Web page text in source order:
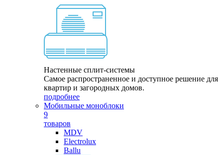
Настенные сплит-системы
Самое распространенное и доступное решение для
квартир и загородных домов.
подробнее
Мобильные моноблоки
9
товаров
MDV
Electrolux
Ballu